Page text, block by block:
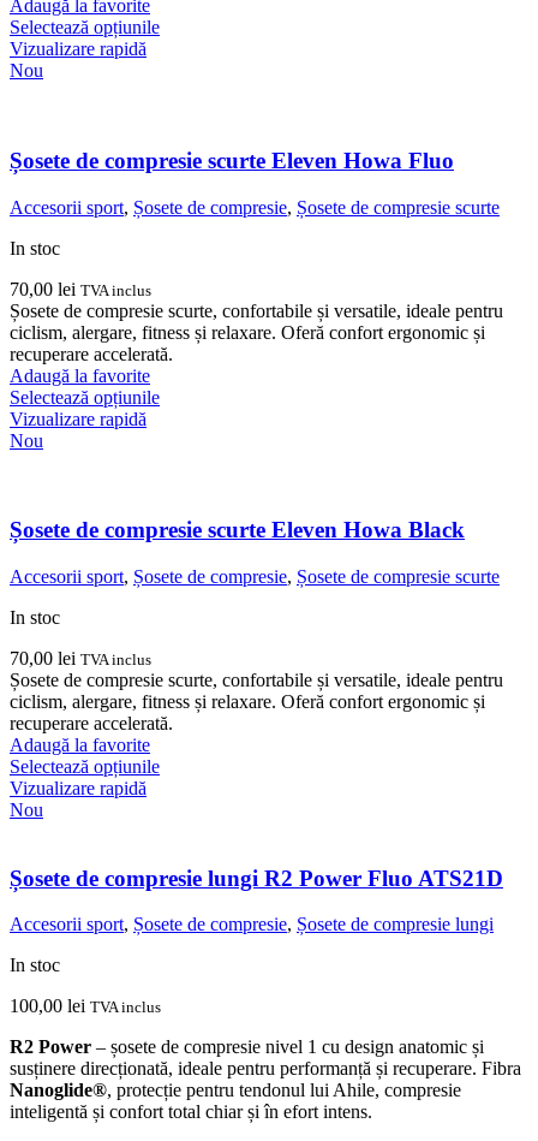
Adaugă la favorite
Selectează opțiunileAcest
Opțiunile
pot
alese
Vizualizare rapidă
Nou
Șosete de compresie scurte Eleven Howa Fluo
Accesorii sport, Șosete de compresie, Șosete de compresie scurte
In stoc
70,00 lei TVA inclus
Șosete de compresie scurte, confortabile și versatile, ideale pentru
ciclism, alergare, fitness și relaxare. Oferă confort ergonomic și
recuperare accelerată.
Adaugă la favorite
Selectează opțiunileAcest
Opțiunile
fi
alese
Vizualizare rapidă
Nou
Șosete de compresie scurte Eleven Howa Black
Accesorii sport, Șosete de compresie, Șosete de compresie scurte
In stoc
70,00 lei TVA inclus
Șosete de compresie scurte, confortabile și versatile, ideale pentru
ciclism, alergare, fitness și relaxare. Oferă confort ergonomic și
recuperare accelerată.
Adaugă la favorite
Selectează opțiunileAcest
variații.
Opțiunile
pot
fi
pagina
Vizualizare rapidă
Nou
Șosete de compresie lungi R2 Power Fluo ATS21D
Accesorii sport, Șosete de compresie, Șosete de compresie lungi
In stoc
100,00 lei TVA inclus
R2 Power – șosete de compresie nivel 1 cu design anatomic și
susținere direcționată, ideale pentru performanță și recuperare. Fibra
Nanoglide®, protecție pentru tendonul lui Ahile, compresie
inteligentă și confort total chiar și în efort intens.